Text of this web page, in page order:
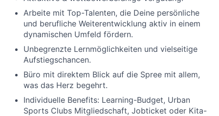
Arbeite mit Top-Talenten, die Deine persönliche
und berufliche Weiterentwicklung aktiv in einem
dynamischen Umfeld fördern.
Unbegrenzte Lernmöglichkeiten und vielseitige
Aufstiegschancen.
Büro mit direktem Blick auf die Spree mit allem,
was das Herz begehrt.
Individuelle Benefits: Learning-Budget, Urban
Sports Clubs Mitgliedschaft, Jobticket oder Kita-